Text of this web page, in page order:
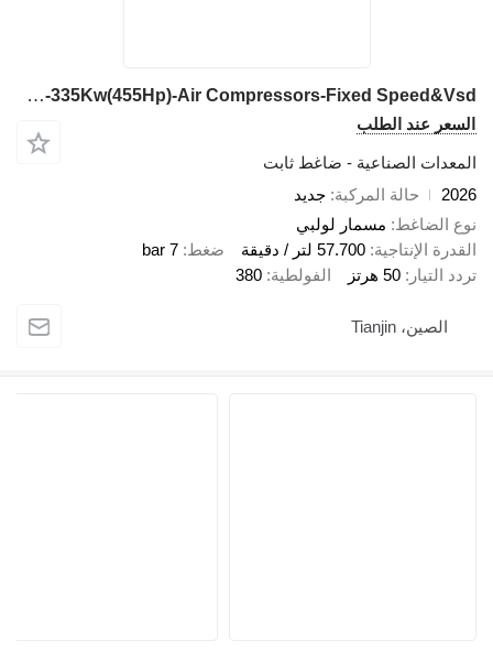
Fu Promise Air FR-335Kw(455Hp)-Air Compressors-Fixed Speed&Vsd
عند الطلب
الصناعية - ضاغط ثابت
حالة المركبة جديد
مسمار لولبي
57.700 لتر / دقيقة ضغط
50 هرتز الفولطية 380